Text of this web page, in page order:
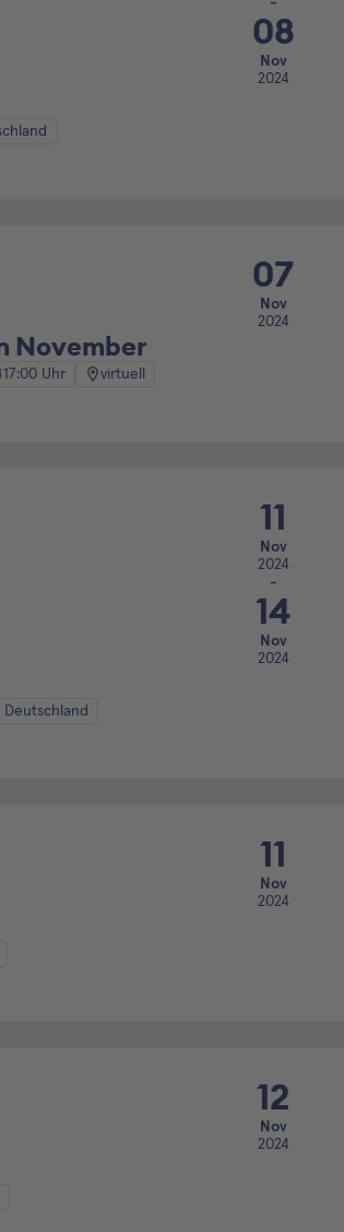
-
08
Nov
2024
07
Nov
2024
November
17:00 Uhr virtuell
11
Nov
2024
-
14
Nov
2024
Deutschland
11
Nov
2024
12
Nov
2024